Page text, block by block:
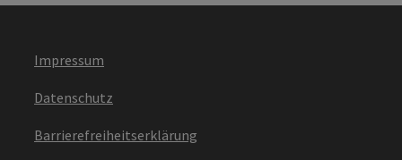
Impressum
Datenschutz
Barrierefreiheitserklärung